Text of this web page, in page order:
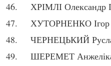
ХРІМЛІ Олександр
ХУТОРНЕНКО Ігор
ЧЕРНЕЦЬКИЙ
ШЕРЕМЕТ